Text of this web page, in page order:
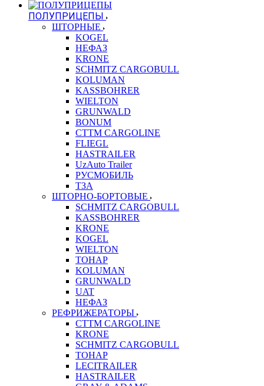
ПОЛУПРИЦЕПЫ
ШТОРНЫЕ
KOGEL
НЕФАЗ
KRONE
SCHMITZ CARGOBULL
KOLUMAN
KASSBOHRER
WIELTON
GRUNWALD
BONUM
CTTM CARGOLINE
FLIEGL
HASTRAILER
UzAuto Trailer
РУСМОБИЛЬ
ТЗА
ШТОРНО-БОРТОВЫЕ
SCHMITZ CARGOBULL
KASSBOHRER
KRONE
KOGEL
WIELTON
ТОНАР
KOLUMAN
GRUNWALD
UAT
НЕФАЗ
РЕФРИЖЕРАТОРЫ
CTTM CARGOLINE
KRONE
SCHMITZ CARGOBULL
ТОНАР
LECITRAILER
HASTRAILER